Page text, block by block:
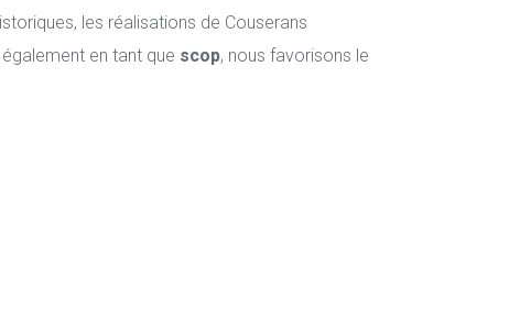
les réalisations de Couserans
en tant que scop, nous favorisons le